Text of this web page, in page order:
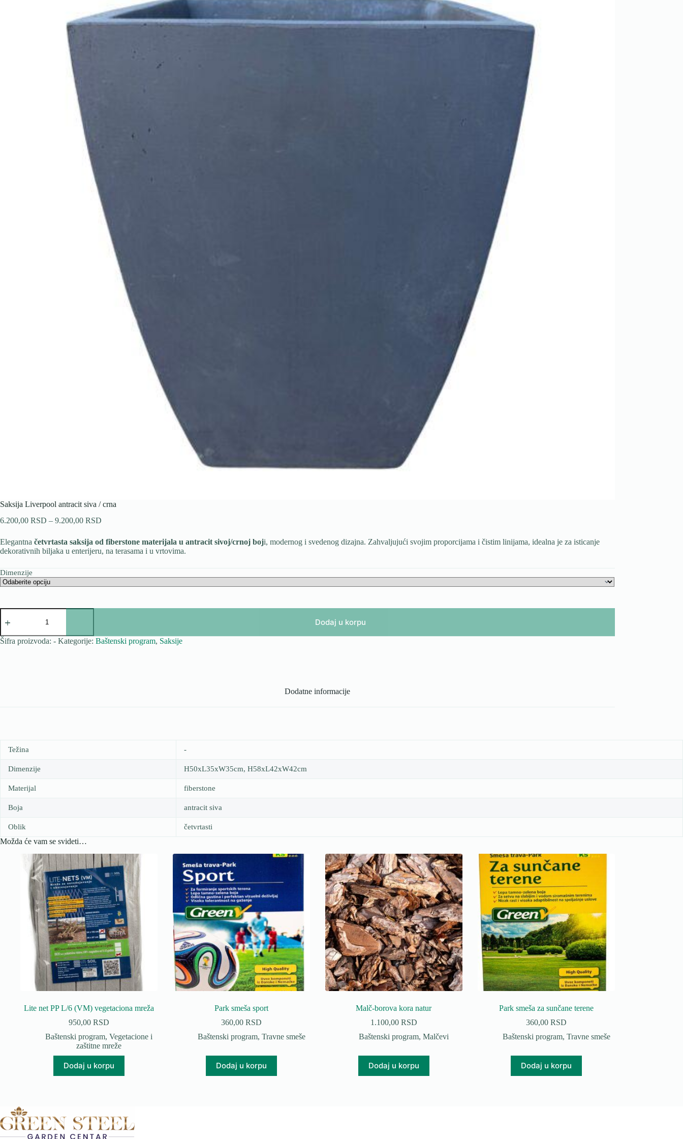
Saksija Liverpool antracit siva / crna
6.200,00 RSD – 9.200,00 RSD
od
6.200,00 RSD
do
Elegantna četvrtasta saksija od fiberstone materijala u antracit sivoj/crnoj boji, modernog i svedenog dizajna. Zahvaljujući svojim proporcijama i čistim linijama, idealna je za isticanje
dekorativnih biljaka u enterijeru, na terasama i u vrtovima.
Dimenzije
Saksija
Liverpool
siva
/
Dodaj u korpu
Šifra proizvoda: - Kategorije: Baštenski program, Saksije
Dodatne informacije
Težina -
Dimenzije H50xL35xW35cm, H58xL42xW42cm
Materijal fiberstone
Boja antracit siva
Oblik četvrtasti
Možda će vam se svideti…
Lite net PP L/6 (VM) vegetaciona mreža
950,00 RSD
Baštenski program,Vegetacione i
zaštitne mreže
Dodaj u korpu
Park smeša sport
360,00 RSD
Baštenski program, Travne smeše
Dodaj u korpu
Malč-borova kora natur
1.100,00 RSD
Baštenski program,Malčevi
Dodaj u korpu
Park smeša za sunčane terene
360,00 RSD
Baštenski program, Travne smeše
Dodaj u korpu